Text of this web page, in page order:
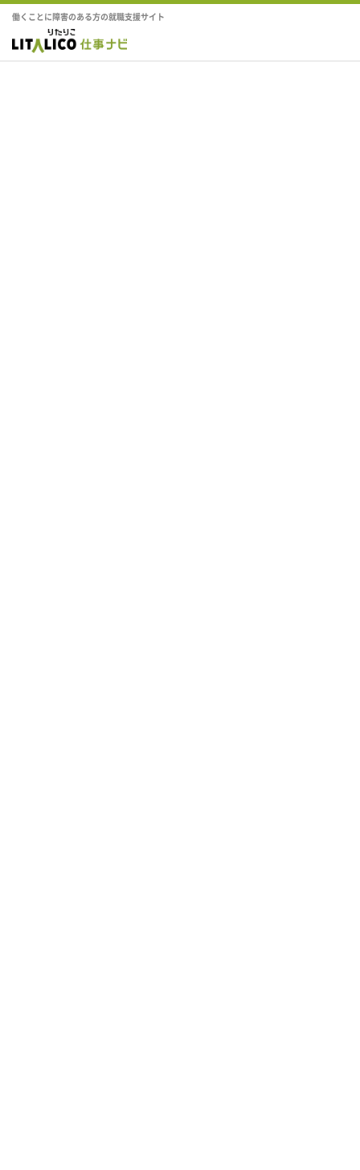
働くことに障害のある方の就職支援サイト